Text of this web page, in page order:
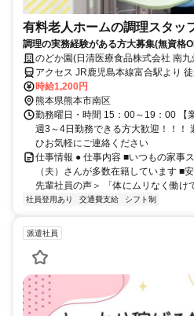
有料老人ホームの調理スタッ
調理の実務経験がある方大募集(無資格
都合やお休みもしっかり考慮
のどか園(日清医療食品株式会社 南九
アクセス JR鹿児島本線富合駅より
時給1,200円
熊本県熊本市南区
勤務曜日・時間 15：00～19：00 【
週3～4日勤務できる方大歓迎！！！
ひお気軽にご連絡ください
仕事情報 ● 仕事内容 ■いつもの家事
（夫）さんが多数在籍しています ■
先輩社員の声＞ 「体にムリなく働け
社員登用あり 交通費支給 シフト制
派遣社員